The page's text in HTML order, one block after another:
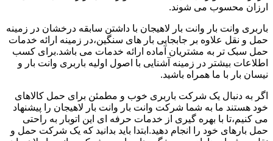
ارزان محسوب می شوند.
باربری وانت بار وانت بار لاهیجان با داشتن سابقه درخشان در زمینه
حمل و نقل علاوه بر جابجایی بار های سنگین،در زمینه ارائه خدمات
حمل سبک تر به مشتریان آماده ارائه خدمات می باشد.برای کسب
اطلاعات بیشتر در زمینه آشنایی با اصول اولیه باربری وانت بار و
نیسان بار با ما همراه باشید.
اگر به دنبال یک شرکت باربری خوب و مطمئن برای حمل کالاهای
خود هستند ما به شما شرکت وانت بار وانت بار لاهیجان را پیشنهاد
می کنیم،تا با بهره گیری از خدمات حرفه ای این اتوبار به راحتی
حمل بارهای خود را انجام دهید.ابتدا باید بدانید که یک شرکت حمل و